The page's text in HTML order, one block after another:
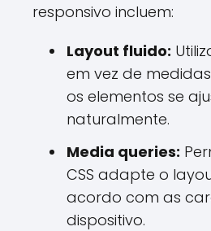
responsivo incluem:
Layout fluido:
em vez de
os elementos se
naturalmente.
Media queries:
CSS adapte o
acordo com as
dispositivo.